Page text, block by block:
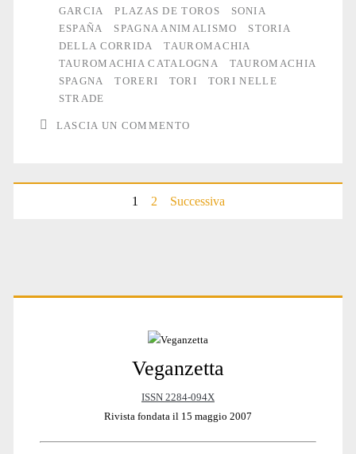
GARCIA PLAZAS DE TOROS
SONIA
ESPAÑA
SPAGNA ANIMALISMO
STORIA
DELLA CORRIDA
TAUROMACHIA
TAUROMACHIA CATALOGNA
TAUROMACHIA
SPAGNA
TORERI TORI
TORI NELLE
STRADE
LASCIA UN COMMENTO
Paginazione
1 2 Successiva
Primary
Veganzetta
ISSN 2284-094X
Rivista fondata il 15 maggio 2007